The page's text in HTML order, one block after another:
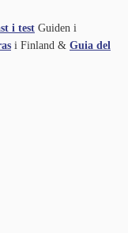
i test Guiden i
i Finland & Guia del